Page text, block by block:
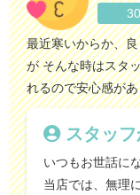
最近寒いからか、
が そんな時はスタ
れるので安心感が
スタッフ
いつもお世話に
当店では、無理